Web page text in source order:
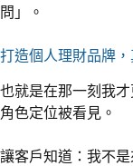
問」。
打造個人理財品牌
也就是在那一刻我
角色定位被看見。
讓客戶知道：我不